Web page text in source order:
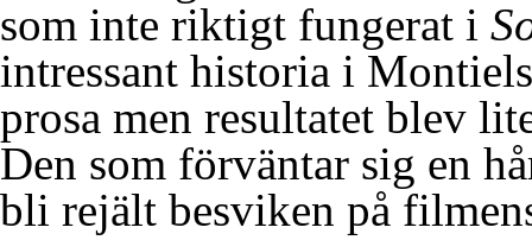
som inte riktigt fungerat i
intressant historia i
prosa men resultatet blev
Den som förväntar sig en
bli rejält besviken på